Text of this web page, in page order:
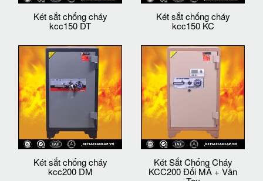
Két sắt chống cháy
kcc150 DT
Két sắt chống cháy
kcc150 KC
Két sắt chống cháy
kcc200 DM
Két Sắt Chống Cháy
KCC200 Đổi MÃ + Vân